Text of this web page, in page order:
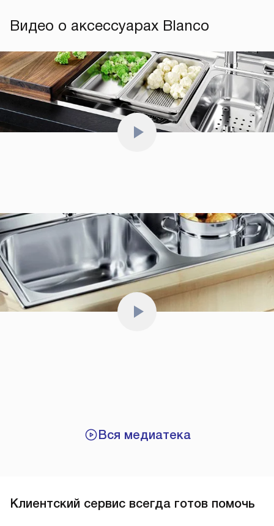
Видео о аксессуарах Blanco
Вся медиатека
Клиентский сервис всегда готов помочь